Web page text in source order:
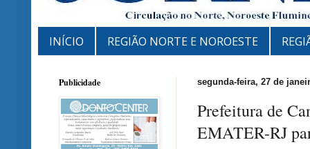
INÍCIO REGIÃO NORTE E NOROESTE
segunda-feira, 27 de
Prefeitura de
EMATER-RJ
Publicidade